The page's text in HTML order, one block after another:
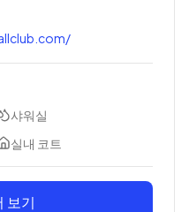
샤워실
실내 코트
보기